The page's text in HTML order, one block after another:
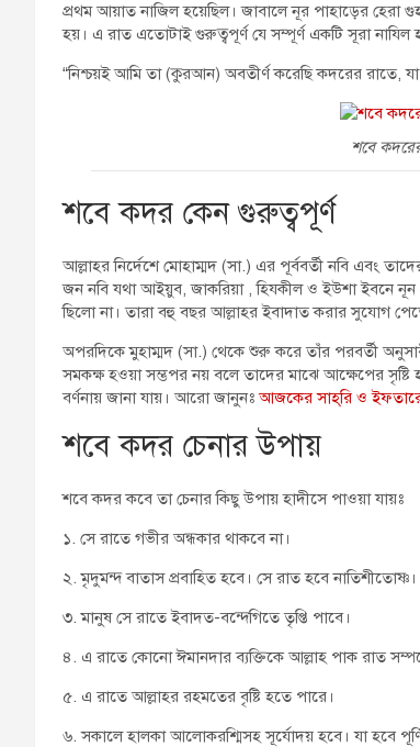
প্রথম আয়াত নাজিল হয়েছিল। জাবালে নূর পাহাড়ের
হয়। এ রাত এতোটাই গুরুত্বপূর্ণ যে সম্পূর্ণ একটি সূরা
“নিশ্চয়ই আমি তা (কুরআন) অবতীর্ণ করেছি কদরের রাতে,
শবে
শবে কদর কেন গুরুত্বপূর্ণ
আল্লাহর নির্দেশে মোহাম্মদ (সা.) এর পূর্ববর্তী নবি এবং
জন নবি যথা আইয়ুব, জাকরিয়া , হিযকীল ও ইউশা ইবনে নূন
ছিলো না। তারা বহু বছর আল্লাহর ইবাদাত করার সুযোগ
অপরদিকে মুহাম্মদ (সা.) থেকে শুরু করে তাঁর পরবর্তী
সমকক্ষ হওয়া সম্ভপর নয় বলে তাদের মাঝে আক্ষেপের সৃষ্টি
বর্ণনায় জানা যায়। আরো জানুনঃআজকের সাহ্‌রি ও
শবে কদর চেনার উপায়
শবে কদর কবে তা চেনার কিছু উপায় হাদীসে পাওয়া যায়ঃ
১. সে রাতে গভীর অন্ধকার থাকবে না।
২. মৃদুমন্দ বাতাস প্রবাহিত হবে। সে রাত হবে নাতিশীতোষ্ণ।
৩. মানুষ সে রাতে ইবাদত-বন্দেগিতে তৃপ্তি পাবে।
৪. এ রাতে কোনো ঈমানদার ব্যক্তিকে আল্লাহ পাক রাত
৫. এ রাতে আল্লাহর রহমতের বৃষ্টি হতে পারে।
৬. সকালে হালকা আলোকরশ্মিসহ সূর্যোদয় হবে। যা হবে